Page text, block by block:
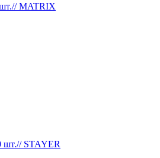
MATRIX
шт.// STAYER